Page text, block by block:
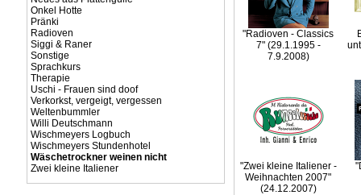
Onkel Hotte
Pränki
Radioven
Siggi & Raner
Sonstige
Sprachkurs
Therapie
Uschi - Frauen sind doof
Verkorkst, vergeigt, vergessen
Weltenbummler
Willi Deutschmann
Wischmeyers Logbuch
Wischmeyers Stundenhotel
Wäschetrockner weinen nicht
Zwei kleine Italiener
"Radioven - Classics
7" (29.1.1995 -
7.9.2008)
"Zwei kleine Italiener -
Weihnachten 2007"
(24.12.2007)